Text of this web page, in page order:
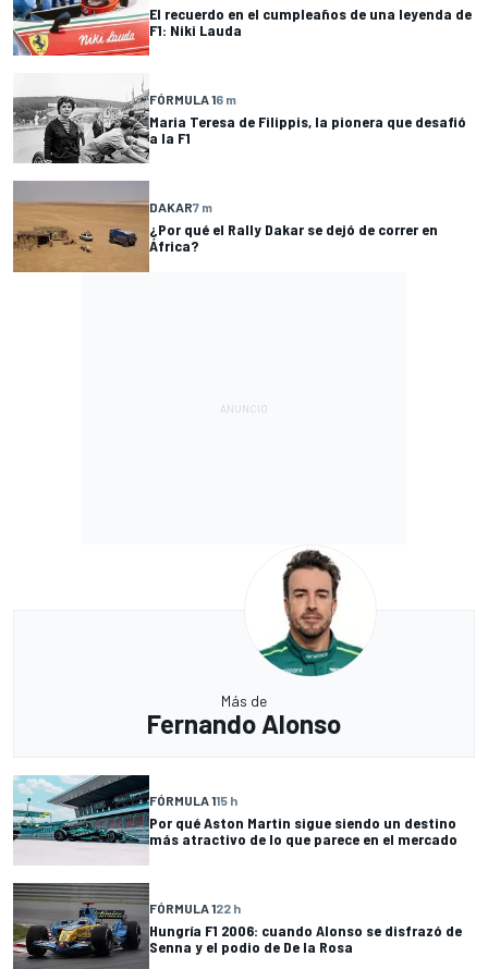
El recuerdo en el cumpleaños de una leyenda de
F1: Niki Lauda
FÓRMULA 16 m
Maria Teresa de Filippis, la pionera que desafió
a la F1
DAKAR7 m
¿Por qué el Rally Dakar se dejó de correr en
África?
Más de
Fernando Alonso
FÓRMULA 115 h
Por qué Aston Martin sigue siendo un destino
más atractivo de lo que parece en el mercado
FÓRMULA 122 h
Hungría F1 2006: cuando Alonso se disfrazó de
Senna y el podio de De la Rosa